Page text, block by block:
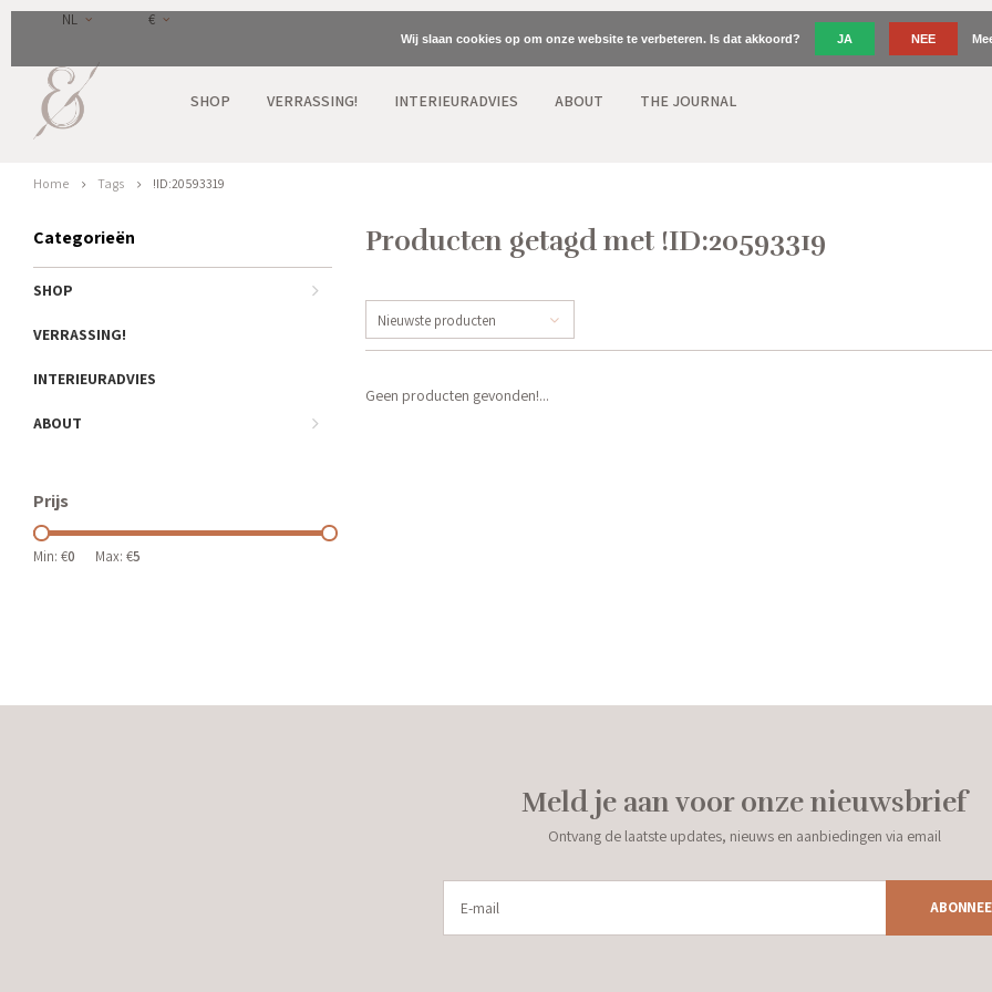
NL €
SHOP VERRASSING! INTERIEURADVIES ABOUT THE JOURNAL
Home Tags !ID:20593319
Categorieën
SHOP
VERRASSING!
INTERIEURADVIES
ABOUT
Prijs
Min: €0 Max: €5
Producten getagd met !ID:20593319
Nieuwste producten
Geen producten gevonden!...
Meld je aan voor onze nieuwsbrief
Ontvang de laatste updates, nieuws en aanbiedingen via email
Wij slaan cookies op om onze website te verbeteren. Is dat akkoord? JA NEE